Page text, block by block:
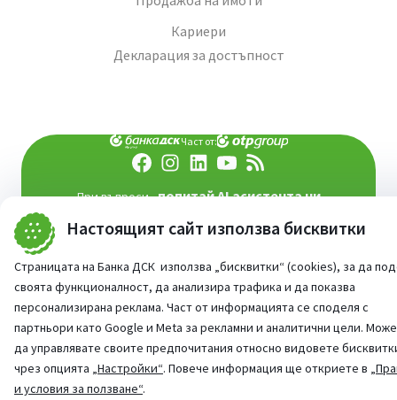
Настоящият сайт използва бисквитки
Страницата на Банка ДСК използва „бисквитки“ (cookies), за да
своята функционалност, да анализира трафика и да показва
персонализирана реклама. Част от информацията се споделя с
партньори като Google и Meta за рекламни и аналитични цели.
да управлявате своите предпочитания относно видовете
чрез опцията „Настройки“. Повече информация ще откриете в
и условия за ползване“.
Кариери
Декларация за достъпност
Част от:
При въпроси -попитай AI асистента ни
© 2026Всички права запазени
Сайт от:StudioX